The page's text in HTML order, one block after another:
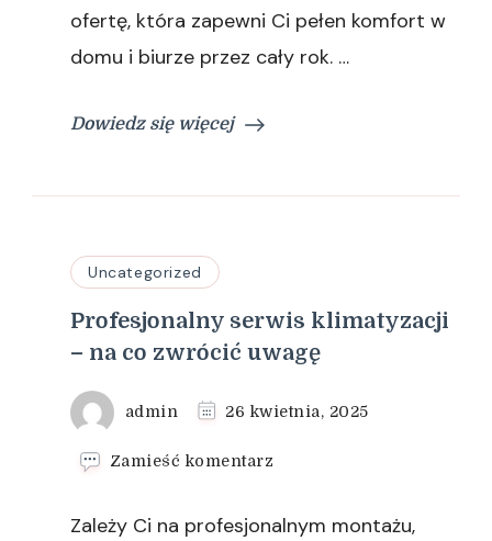
ofertę, która zapewni Ci pełen komfort w
domu i biurze przez cały rok. …
Dowiedz się więcej
Uncategorized
Profesjonalny serwis klimatyzacji
– na co zwrócić uwagę
admin 26 kwietnia, 2025
Zamieść komentarz
serwis
Zależy Ci na profesjonalnym montażu,